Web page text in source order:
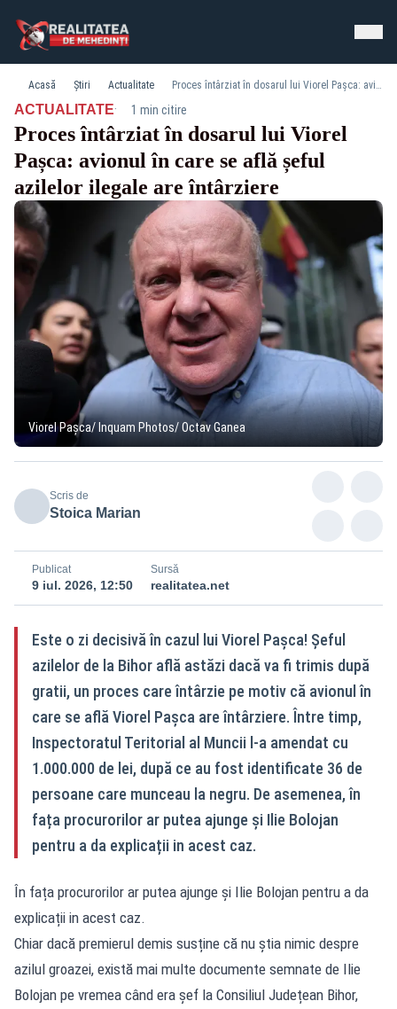
Acasă Știri Actualitate Proces întârziat în dosarul lui Viorel Pașca: avionul în care se află șeful azilelor ilegale are întârziere
ACTUALITATE· 1 min citire
Proces întârziat în dosarul lui Viorel
Pașca: avionul în care se află șeful
azilelor ilegale are întârziere
Viorel Pașca/ Inquam Photos/ Octav Ganea
Scris de
Stoica Marian
Publicat
9 iul. 2026, 12:50
Sursă
realitatea.net
Este o zi decisivă în cazul lui Viorel Pașca! Șeful
azilelor de la Bihor află astăzi dacă va fi trimis după
gratii, un proces care întârzie pe motiv că avionul în
care se află Viorel Pașca are întârziere. Între timp,
Inspectoratul Teritorial al Muncii l-a amendat cu
1.000.000 de lei, după ce au fost identificate 36 de
persoane care munceau la negru. De asemenea, în
fața procurorilor ar putea ajunge și Ilie Bolojan
pentru a da explicații in acest caz.
În fața procurorilor ar putea ajunge și Ilie Bolojan pentru a da
explicații in acest caz.
Chiar dacă premierul demis susține că nu știa nimic despre
azilul groazei, există mai multe documente semnate de Ilie
Bolojan pe vremea când era șef la Consiliul Județean Bihor,